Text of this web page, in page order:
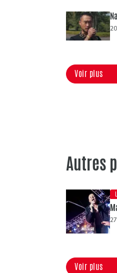
Voir plus
Autres
Voir plus